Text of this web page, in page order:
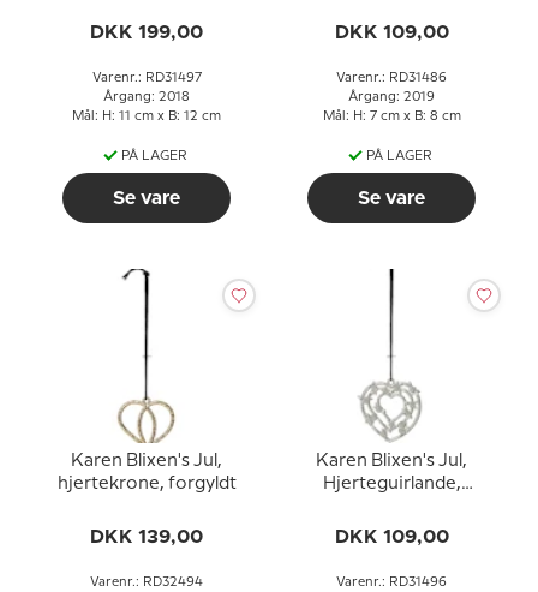
DKK 199,00
Varenr.: RD31497
Årgang: 2018
Mål: H: 11 cm x B: 12 cm
PÅ LAGER
Se vare
DKK 109,00
Varenr.: RD31486
Årgang: 2019
Mål: H: 7 cm x B: 8 cm
PÅ LAGER
Se vare
Karen Blixen's Jul,
hjertekrone, forgyldt
DKK 139,00
Varenr.: RD32494
Karen Blixen's Jul,
Hjerteguirlande,
DKK 109,00
Varenr.: RD31496